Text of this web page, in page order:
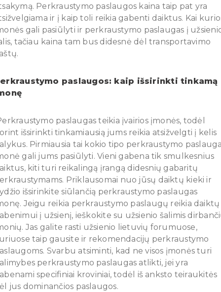
Perkraustymo paslaugos kaina taip pat yra
ir į kaip toli reikia gabenti daiktus. Kai
gali pasiūlyti ir perkraustymo paslaugas į
tačiau kaina tam bus didesnė dėl transportavimo
paslaugos: kaip išsirinkti tinkamą
paslaugas teikia įvairios įmonės, todėl
išsirinkti tinkamiausią jums reikia atsižvelgti į kelis
Pirmiausia tai kokio tipo perkraustymo
gali jums pasiūlyti. Vieni gabena tik smulkesnius
kiti turi reikalingą įrangą didesnių gabaritų
Priklausomai nuo jūsų daiktų kieki ir
išsirinkite siūlančią perkraustymo paslaugas
Jeigu reikia perkraustymo paslaugų reikia daiktų
į užsienį, ieškokite su užsienio šalimis
Jas galite rasti užsienio lietuvių forumuose,
taip gausite ir rekomendacijų perkraustymo
Svarbu atsiminti, kad ne visos įmonės turi
perkraustymo paslaugas atlikti, jei yra
specifiniai kroviniai, todėl iš anksto teiraukitės
jus dominančios paslaugos.